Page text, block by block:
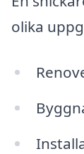
olika